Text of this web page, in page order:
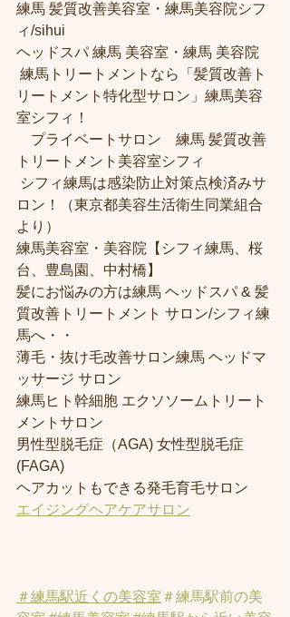
練馬 髪質改善美容室・練馬美容院シフ
ィ/sihui
ヘッドスパ 練馬 美容室・練馬 美容院
練馬トリートメントなら「髪質改善ト
リートメント特化型サロン」練馬美容
室シフィ！
プライベートサロン　練馬 髪質改善
トリートメント美容室シフィ
シフィ練馬は感染防止対策点検済みサ
ロン！（東京都美容生活衛生同業組合
より）
練馬美容室・美容院【シフィ練馬、桜
台、豊島園、中村橋】
髪にお悩みの方は練馬 ヘッドスパ & 髪
質改善トリートメント サロン/シフィ練
馬へ・・
薄毛・抜け毛改善サロン練馬 ヘッドマ
ッサージ サロン
練馬ヒト幹細胞 エクソソームトリート
メントサロン
男性型脱毛症（AGA) 女性型脱毛症
(FAGA)
ヘアカットもできる発毛育毛サロン
エイジングヘアケアサロン
＃練馬駅近くの美容室 ＃練馬駅前の美